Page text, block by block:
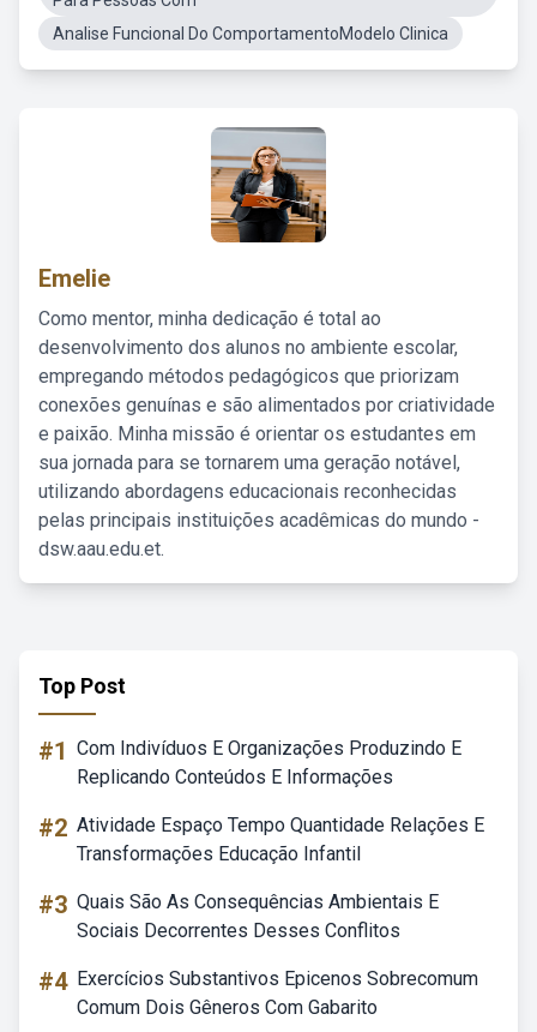
Analise Funcional Do ComportamentoModelo Clinica
Emelie
Como mentor, minha dedicação é total ao
desenvolvimento dos alunos no ambiente escolar,
empregando métodos pedagógicos que priorizam
conexões genuínas e são alimentados por criatividade
e paixão. Minha missão é orientar os estudantes em
sua jornada para se tornarem uma geração notável,
utilizando abordagens educacionais reconhecidas
pelas principais instituições acadêmicas do mundo -
dsw.aau.edu.et.
Top Post
#1 Com Indivíduos E Organizações Produzindo E
Replicando Conteúdos E Informações
#2 Atividade Espaço Tempo Quantidade Relações E
Transformações Educação Infantil
#3 Quais São As Consequências Ambientais E
Sociais Decorrentes Desses Conflitos
#4 Exercícios Substantivos Epicenos Sobrecomum
Comum Dois Gêneros Com Gabarito